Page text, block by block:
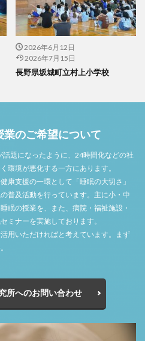
2026年6月12日
2026年7月15日
長野県坂城町立村上小学校
のご希望について
題になったように、24時間化などの社
環境が悪化する一方にあります。
康支援の一環として「睡眠の大切さ」
普及活動を行っています。主に小・中
眠の授業を、また、病院・福祉施設・
ミナーを実施しております。
用いただければと考えています。まず
所へのお問い合わせ